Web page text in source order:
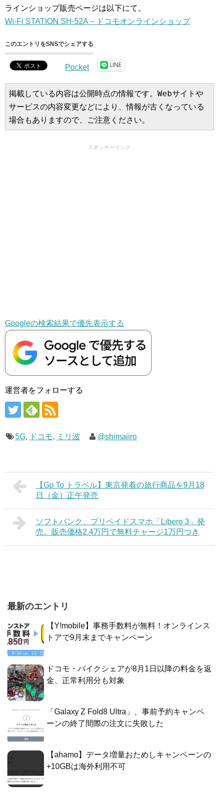
ラインショップ販売ページは以下にて。
Wi-Fi STATION SH-52A – ドコモオンラインショップ
このエントリをSNSでシェアする
Pocket LINE
掲載している内容は公開時点の情報です。Webサイトや
サービスの内容変更などにより、情報が古くなっている
場合もありますので、ご注意ください。
スポンサーリンク
Googleの検索結果で優先表示する
運営者をフォローする
5G, ドコモ, ミリ波 @shimajiro
【Go To トラベル】東京発着の旅行商品を9月18
日（金）正午発売
ソフトバンク、プリペイドスマホ「Libero 3」発
売。販売価格2.4万円で無料チャージ1万円つき
最新のエントリ
【Y!mobile】事務手数料が無料！オンラインス
トアで9月末までキャンペーン
ドコモ・バイクシェアが8月1日以降の料金を返
金、正常利用分も対象
「Galaxy Z Fold8 Ultra」、事前予約キャンペ
ーンの終了間際の注文に失敗した
【ahamo】データ増量おためしキャンペーンの
+10GBは海外利用不可